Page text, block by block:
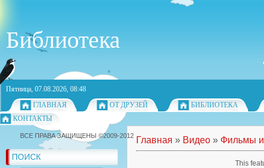
Библиотека
Пятница, 07.08.2026, 08:48
ГЛАВНАЯ
ОТ ДРУЗЕЙ
БИБЛИОТЕКА
КОНТАКТЫ
ПОИСК
Главная » Видео » Фильмы
ВСЕ ПРАВА ЗАЩИЩЕНЫ ©2009-2012
This